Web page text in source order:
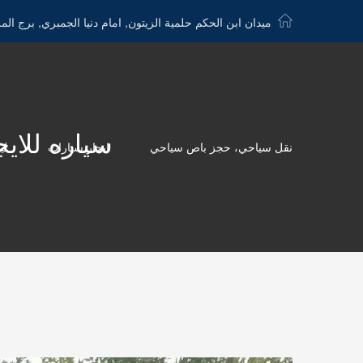
ميدان ابن الحكم حلمية الزيتون, امام دنيا الجمبري, برج
نقل سياحي، حجز باص سياحي ايجار سيارات
سياره للايجار